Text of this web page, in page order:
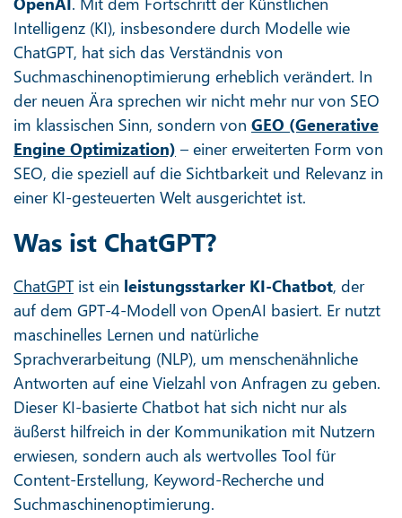
Intelligenz (KI), insbesondere durch Modelle wie
ChatGPT, hat sich das Verständnis von
Suchmaschinenoptimierung erheblich verändert. In
der neuen Ära sprechen wir nicht mehr nur von SEO
im klassischen Sinn, sondern von GEO (Generative
Engine Optimization) – einer erweiterten Form von
SEO, die speziell auf die Sichtbarkeit und Relevanz in
einer KI-gesteuerten Welt ausgerichtet ist.
Was ist ChatGPT?
ChatGPTist ein leistungsstarker KI-Chatbot, der
auf dem GPT-4-Modell von OpenAI basiert. Er nutzt
maschinelles Lernen und natürliche
Sprachverarbeitung (NLP), um menschenähnliche
Antworten auf eine Vielzahl von Anfragen zu geben.
Dieser KI-basierte Chatbot hat sich nicht nur als
äußerst hilfreich in der Kommunikation mit Nutzern
erwiesen, sondern auch als wertvolles Tool für
Content-Erstellung, Keyword-Recherche und
Suchmaschinenoptimierung.